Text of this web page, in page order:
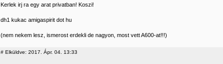
Kerlek irj ra egy arat privatban! Koszi!
dh1 kukac amigaspirit dot hu
(nem nekem lesz, ismerost erdekli de nagyon, most vett A600-at!!!)
# Elküldve: 2017. Ápr. 04. 13:33